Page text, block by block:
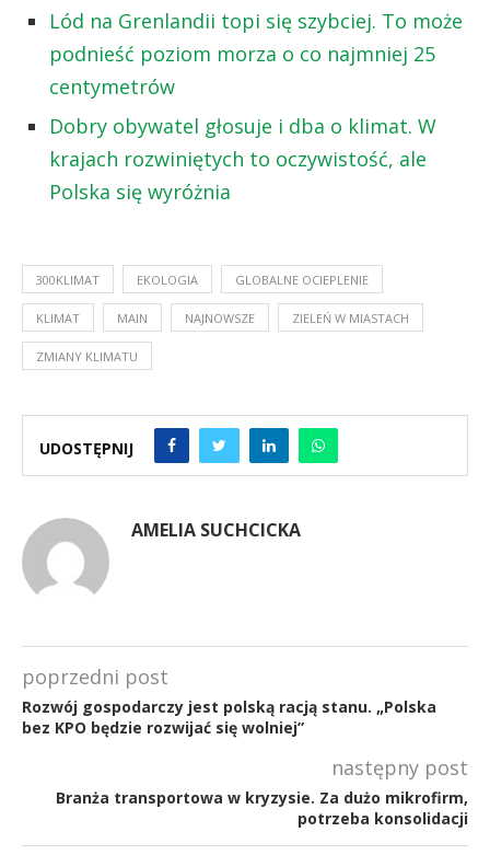
Lód na Grenlandii topi się szybciej. To może
podnieść poziom morza o co najmniej 25
centymetrów
Dobry obywatel głosuje i dba o klimat. W
krajach rozwiniętych to oczywistość, ale
Polska się wyróżnia
300KLIMAT EKOLOGIA GLOBALNE OCIEPLENIE
KLIMAT MAIN NAJNOWSZE ZIELEŃ W MIASTACH
ZMIANY KLIMATU
UDOSTĘPNIJ
AMELIA SUCHCICKA
poprzedni post
Rozwój gospodarczy jest polską racją stanu. „Polska
bez KPO będzie rozwijać się wolniej”
następny post
Branża transportowa w kryzysie. Za dużo mikrofirm,
potrzeba konsolidacji